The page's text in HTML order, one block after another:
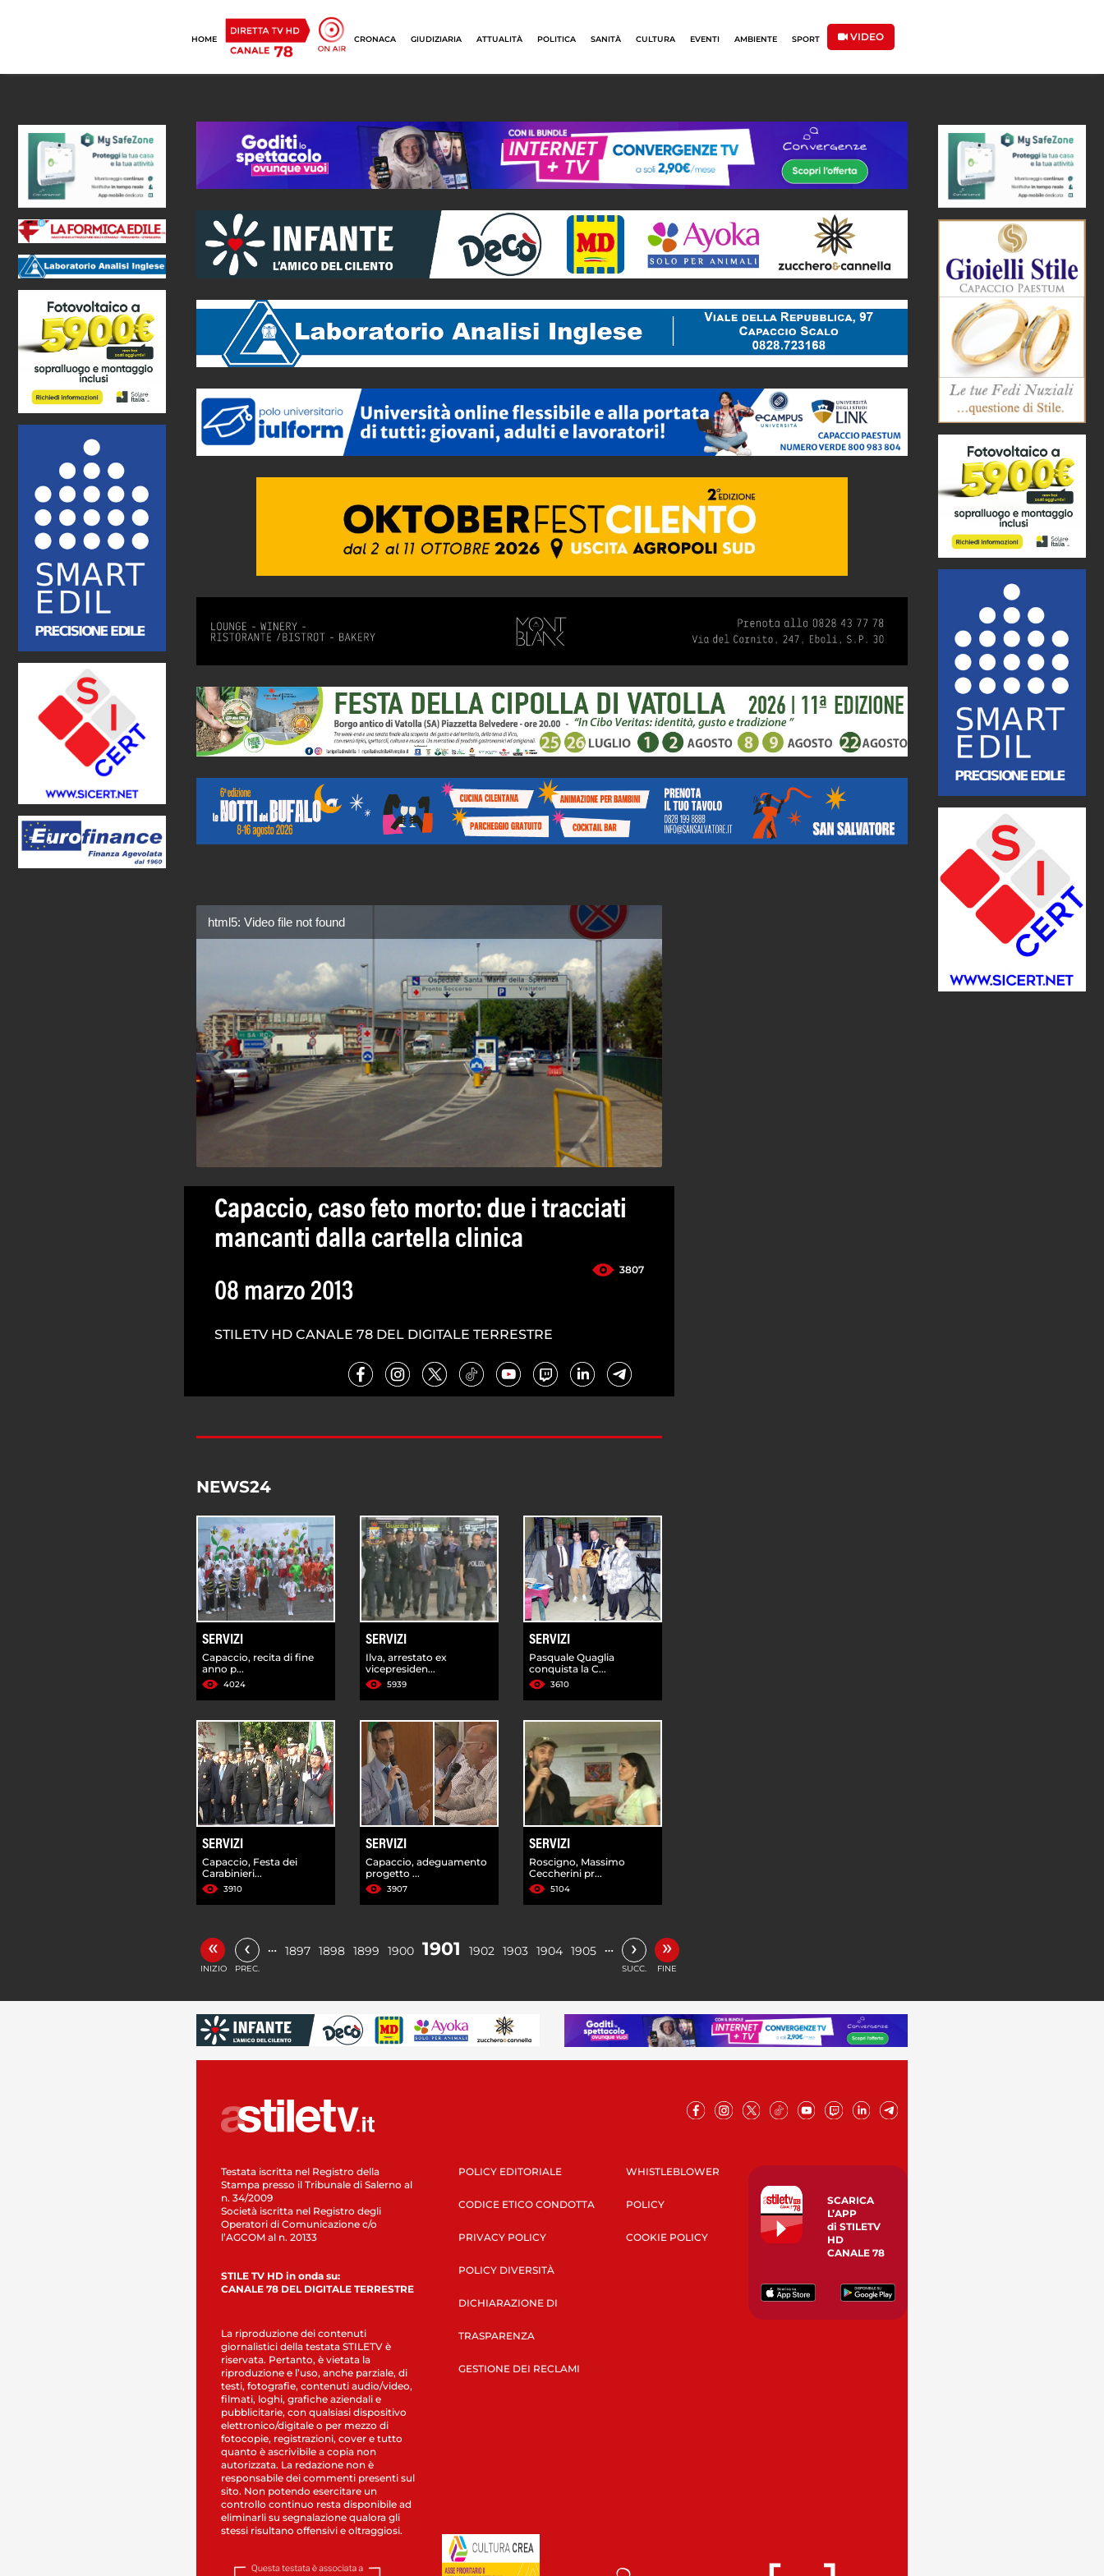
HOME CRONACA GIUDIZIARIA ATTUALITÀ POLITICA SANITÀ CULTURA EVENTI AMBIENTE SPORT VIDEO
html5: Video file not found
Capaccio, caso feto morto: due i tracciati
mancanti dalla cartella clinica
3807
08 marzo 2013
STILETV HD CANALE 78 DEL DIGITALE TERRESTRE
NEWS24
SERVIZI
Capaccio, recita di fine
anno p...
4024
SERVIZI
Ilva, arrestato ex
vicepresiden...
5939
SERVIZI
Pasquale Quaglia
conquista la C...
3610
SERVIZI
Capaccio, Festa dei
Carabinieri...
3910
SERVIZI
Capaccio, adeguamento
progetto ...
3907
SERVIZI
Roscigno, Massimo
Ceccherini pr...
5104
«
INIZIO
‹
PREC.
… 1897 1898 1899 1900 1901 1902 1903 1904 1905 … ›
SUCC.
»
FINE
Testata iscritta nel Registro della
Stampa presso il Tribunale di Salerno al
n. 34/2009
Società iscritta nel Registro degli
Operatori di Comunicazione c/o
l’AGCOM al n. 20133
STILE TV HD in onda su:
CANALE 78 DEL DIGITALE TERRESTRE
La riproduzione dei contenuti
giornalistici della testata STILETV è
riservata. Pertanto, è vietata la
riproduzione e l’uso, anche parziale, di
testi, fotografie, contenuti audio/video,
filmati, loghi, grafiche aziendali e
pubblicitarie, con qualsiasi dispositivo
elettronico/digitale o per mezzo di
fotocopie, registrazioni, cover e tutto
quanto è ascrivibile a copia non
autorizzata. La redazione non è
responsabile dei commenti presenti sul
sito. Non potendo esercitare un
controllo continuo resta disponibile ad
eliminarli su segnalazione qualora gli
stessi risultano offensivi e oltraggiosi.
POLICY EDITORIALE
CODICE ETICO CONDOTTA
PRIVACY POLICY
POLICY DIVERSITÀ
DICHIARAZIONE DI
TRASPARENZA
GESTIONE DEI RECLAMI
WHISTLEBLOWER
POLICY
COOKIE POLICY
SCARICA
L’APP
di STILETV
HD
CANALE 78